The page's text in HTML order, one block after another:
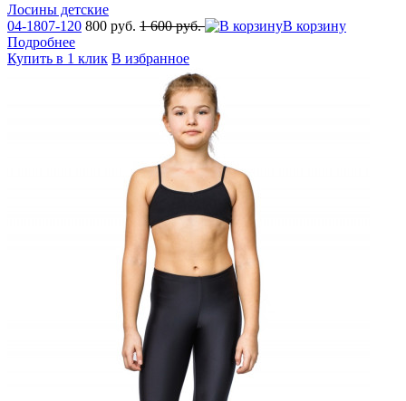
Лосины детские
04-1807-120 800 руб. 1 600 руб.
В корзину
Подробнее
Купить в 1 клик В избранное